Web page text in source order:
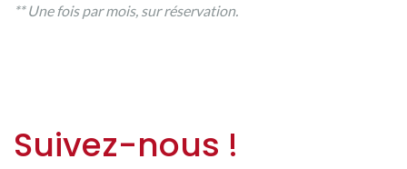
** Une fois par mois, sur réservation.
Suivez-nous !